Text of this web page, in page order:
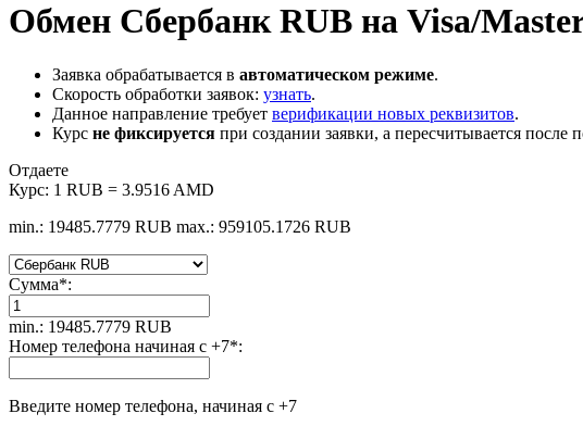
Обмен Сбербанк RUB на Visa/
Заявка обрабатывается в автоматическом режиме.
Скорость обработки заявок: узнать.
Данное направление требует верификации новых реквизитов.
Курс не фиксируется при создании заявки, а пересчитывается
Отдаете
Курс: 1 RUB = 3.9516 AMD
min.: 19485.7779 RUB max.: 959105.1726 RUB
Сумма*:
min.: 19485.7779 RUB
Номер телефона начиная с +7*:
Введите номер телефона, начиная с +7